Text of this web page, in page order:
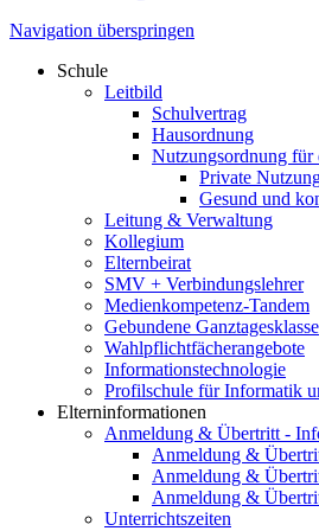
Navigation überspringen
Schule
Leitbild
Schulvertrag
Hausordnung
Nutzungsordnung für
Private
Gesund und
Leitung & Verwaltung
Kollegium
Elternbeirat
SMV + Verbindungslehrer
Medienkompetenz-Tandem
Gebundene Ganztagesklasse
Wahlpflichtfächerangebote
Informationstechnologie
Profilschule für Informatik
Elterninformationen
Anmeldung & Übertritt -
Anmeldung &
Anmeldung &
Anmeldung &
Unterrichtszeiten